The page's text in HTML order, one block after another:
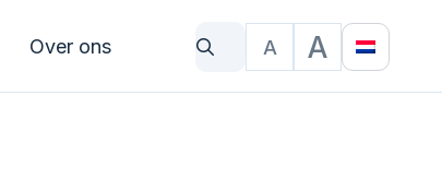
Over ons
Waar bent u naar op zoek?
Tekstgrootte
A A